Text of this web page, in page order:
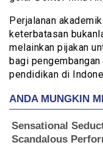
Perjalanan
keterbatasan
melainkan pijakan
bagi
pendidikan di